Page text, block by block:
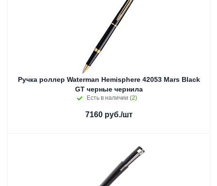
Ручка роллер Waterman Hemisphere 42053 Mars Black
GT черные чернила
Есть в наличии (2)
7160 руб./шт